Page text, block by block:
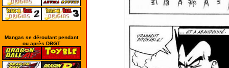
Mangas se déroulant pendant
ou après DBGT